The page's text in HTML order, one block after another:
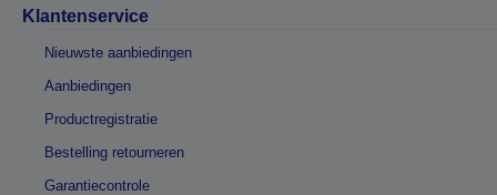
Klantenservice
Nieuwste aanbiedingen
Aanbiedingen
Productregistratie
Bestelling retourneren
Garantiecontrole